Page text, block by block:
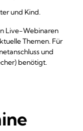
und Kind.
Live-Webinaren
Themen. Für
und
benötigt.